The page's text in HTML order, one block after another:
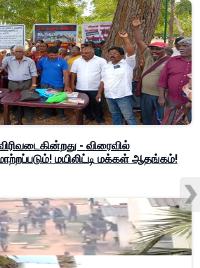
- விரைவில்
மயிலிட்டி மக்கள் ஆதங்கம்!